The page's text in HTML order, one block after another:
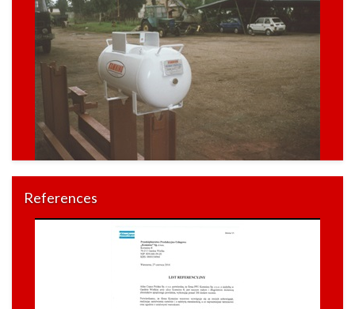
References